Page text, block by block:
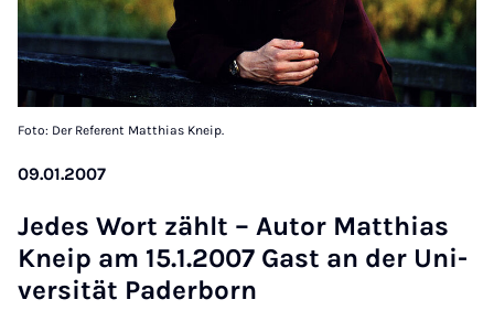
Foto: Der Referent Matthias Kneip.
09.01.2007
Je­des Wort zählt – Au­tor Matt­hi­as
Kneip am 15.1.2007 Gast an der Uni­
ver­si­tät Pa­der­born